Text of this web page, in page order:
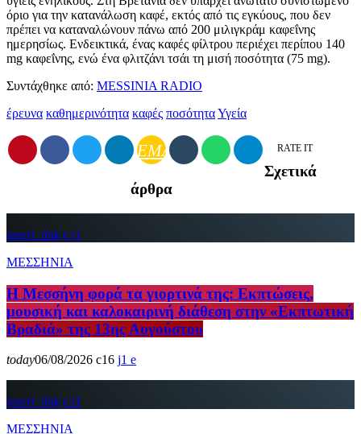
όριο για την κατανάλωση καφέ, εκτός από τις εγκύους, που δεν
πρέπει να καταναλώνουν πάνω από 200 μιλιγκράμ καφεΐνης
ημερησίως. Ενδεικτικά, ένας καφές φίλτρου περιέχει περίπου 140
mg καφεΐνης, ενώ ένα φλιτζάνι τσάι τη μισή ποσότητα (75 mg).
Συντάχθηκε από: MESSINIA RADIO
έρευνα καθημερινότητα καφές ποσότηταΥγεία
EMAIL RATE IT
Σχετικά
άρθρα
insert_link
1
ΜΕΣΣΗΝΙΑ
Η Μεσσήνη φορά τα γιορτινά της: Εκπτώσεις,
μουσική και καλοκαιρινή διάθεση στην «Εκπτωτική
Βραδιά» της 13ης Αυγούστου
today06/08/2026 16 1
insert_link
1
ΜΕΣΣΗΝΙΑ